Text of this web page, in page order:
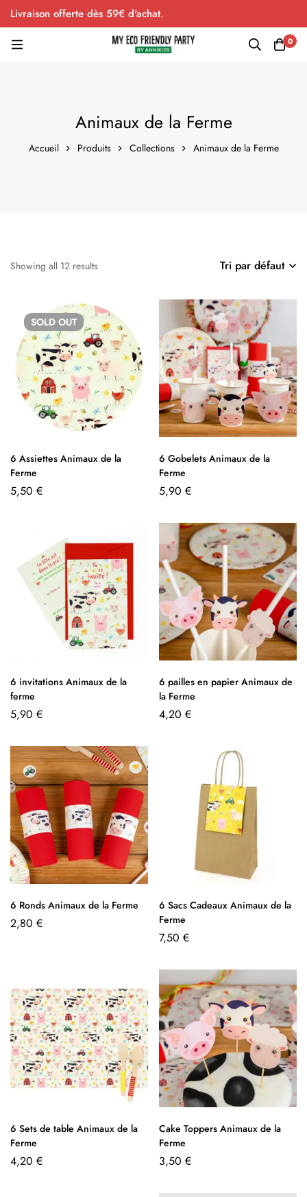
Livraison offerte dès 59€ d'achat.
0
Animaux de la Ferme
Accueil Produits Collections Animaux de la Ferme
Showing all 12 results Tri par défaut
SOLD OUT
6 Assiettes Animaux de la
Ferme
5,50 €
6 Gobelets Animaux de la
Ferme
5,90 €
6 invitations Animaux de la
ferme
5,90 €
6 pailles en papier Animaux de
la Ferme
4,20 €
6 Ronds Animaux de la Ferme
2,80 €
6 Sacs Cadeaux Animaux de la
Ferme
7,50 €
6 Sets de table Animaux de la
Ferme
4,20 €
Cake Toppers Animaux de la
Ferme
3,50 €